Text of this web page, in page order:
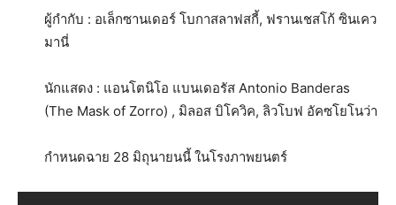
ผู้กำกับ : อเล็กซานเดอร์ โบกาสลาฟสกี้, ฟรานเชสโก้ ซินเคว
มานี่
นักแสดง : แอนโตนิโอ แบนเดอรัส Antonio Banderas
(The Mask of Zorro) , มิลอส บิโควิค, ลิวโบฟ อัคซโยโนว่า
กำหนดฉาย 28 มิถุนายนนี้ ในโรงภาพยนตร์